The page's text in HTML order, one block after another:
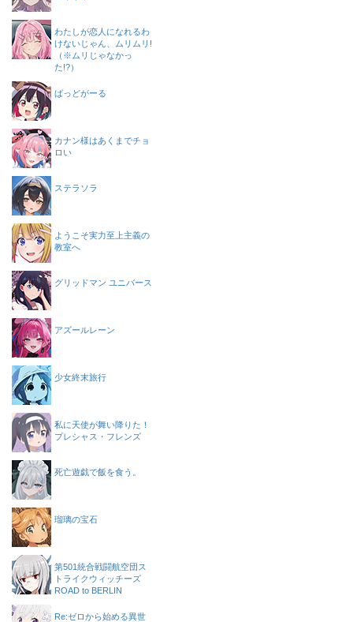
わたしが恋人になれるわ
けないじゃん、ムリムリ!
（※ムリじゃなかっ
た!?）
ばっどがーる
カナン様はあくまでチョ
ロい
ステラソラ
ようこそ実力至上主義の
教室へ
グリッドマン ユニバース
アズールレーン
少女終末旅行
私に天使が舞い降りた！
プレシャス・フレンズ
死亡遊戯で飯を食う。
瑠璃の宝石
第501統合戦闘航空団ス
トライクウィッチーズ
ROAD to BERLIN
Re:ゼロから始める異世